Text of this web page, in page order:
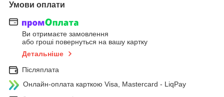
Умови оплати
Ви отримаєте замовлення
або гроші повернуться на вашу картку
Детальніше
Післяплата
Онлайн-оплата карткою Visa, Mastercard - LiqPay